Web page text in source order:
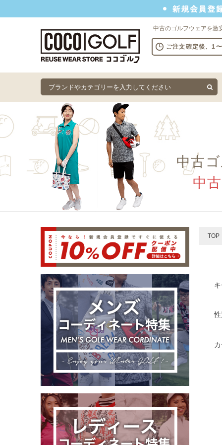
中古のゴルフウェアを激
ご注文確定後、1
中古
中
TOP